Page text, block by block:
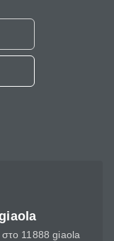
στο 11888 giaola